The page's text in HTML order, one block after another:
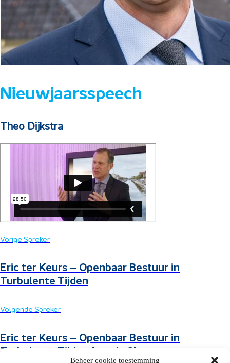
Beheer cookie toestemming
Nieuwjaarsspeech
Theo Dijkstra
Vorige Spreker
Eric ter Keurs – Openbaar Bestuur in
Turbulente Tijden
Volgende Spreker
Eric ter Keurs – Openbaar Bestuur in
Turbulente Tijden (sessie 2)